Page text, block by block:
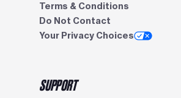
Terms & Conditions
Do Not Contact
Your Privacy Choices
SUPPORT